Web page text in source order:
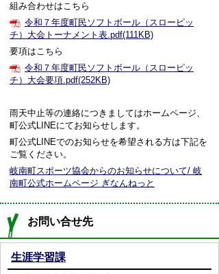
組み合わせはこちら
令和７年度町民ソフトボール（スローピッ
チ）大会トーナメント表.pdf(111KB)
要項はこちら
令和７年度町民ソフトボール（スローピッ
チ）大会要項.pdf(252KB)
雨天中止等の連絡につきましてはホームページ、
町公式LINEにてお知らせします。
町公式LINEでのお知らせを希望される方は下記を
ご覧ください。
岐南町スポーツ協会からのお知らせについて/ 岐
南町公式ホームページ ぎなんねっと
お問い合せ先
生涯学習課